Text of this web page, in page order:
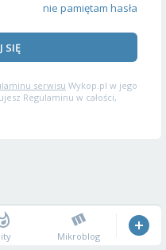
nie pamiętam hasła
SIĘ
serwisu Wykop.pl w jego
Regulaminu w całości,
Mikroblog